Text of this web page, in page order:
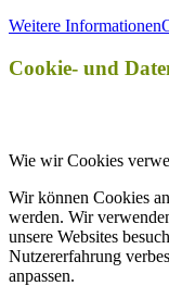
Weitere Informationen
Cookie- und
Wie wir Cookies
Wir können Cookies
werden. Wir
unsere Websites
Nutzererfahrung
anpassen.